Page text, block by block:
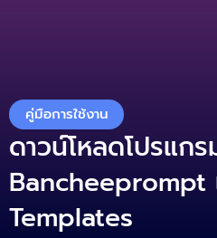
คู่มือการใช้งาน
ดาวน์โหลดโปรแกร
Bancheeprompt
Templates